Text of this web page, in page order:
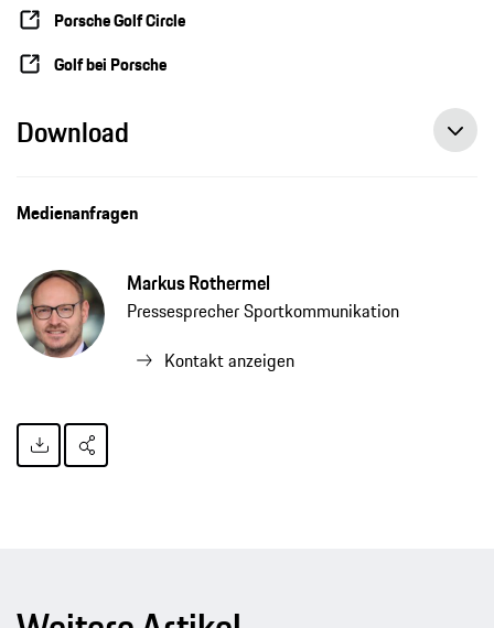
Porsche Golf Circle
Golf bei Porsche
Download
Medienanfragen
Markus Rothermel
Pressesprecher Sportkommunikation
Kontakt anzeigen